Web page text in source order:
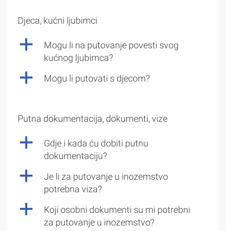
Djeca, kućni ljubimci
a
Mogu li na putovanje povesti svog
kućnog ljubimca?
a Mogu li putovati s djecom?
Putna dokumentacija, dokumenti, vize
a
Gdje i kada ću dobiti putnu
dokumentaciju?
a
Je li za putovanje u inozemstvo
potrebna viza?
a
Koji osobni dokumenti su mi potrebni
za putovanje u inozemstvo?